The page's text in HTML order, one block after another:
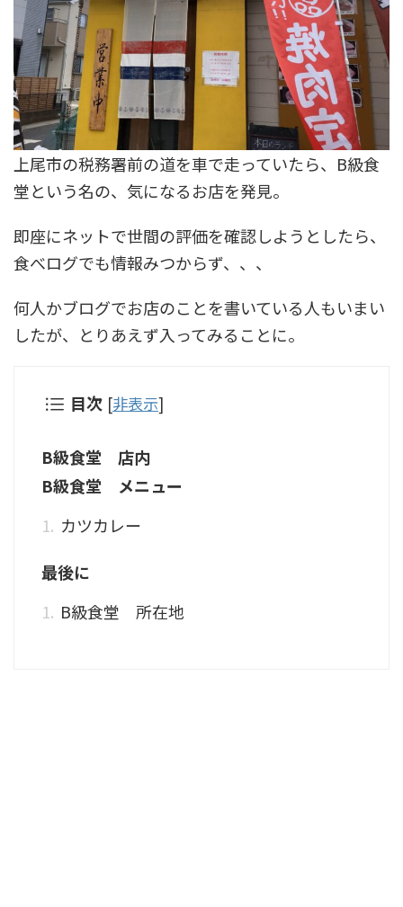
上尾市の税務署前の道を車で走っていたら、B級食
堂という名の、気になるお店を発見。
即座にネットで世間の評価を確認しようとしたら、
食べログでも情報みつからず、、、
何人かブログでお店のことを書いている人もいまい
したが、とりあえず入ってみることに。
目次 [非表示]
B級食堂 店内
B級食堂 メニュー
カツカレー
最後に
B級食堂 所在地